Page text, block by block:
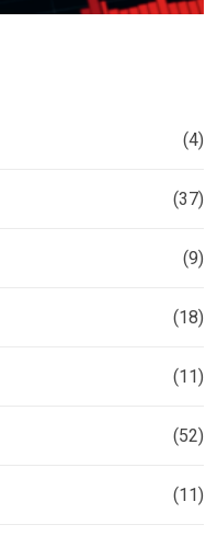
(4)
(37)
(9)
(18)
(11)
(52)
(11)